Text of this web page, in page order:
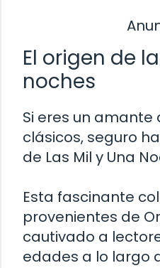
El origen de
noches
Si eres un amante
clásicos, seguro
de Las Mil y Una
Esta fascinante
provenientes de
cautivado a
edades a lo largo